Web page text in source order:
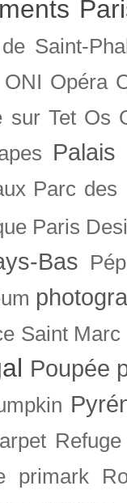
Saint-
ONI Opéra
sur Tet Os
Palais
Parc des
Paris
Bas
Saint Marc
Poupée
Refuge
primark